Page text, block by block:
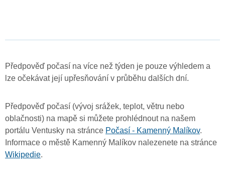
Předpověď počasí na více než týden je pouze výhledem a
lze očekávat její upřesňování v průběhu dalších dní.
Předpověď počasí (vývoj srážek, teplot, větru nebo
oblačnosti) na mapě si můžete prohlédnout na našem
portálu Ventusky na stránce Počasí - Kamenný Malíkov.
Informace o městě Kamenný Malíkov nalezenete na stránce
Wikipedie.